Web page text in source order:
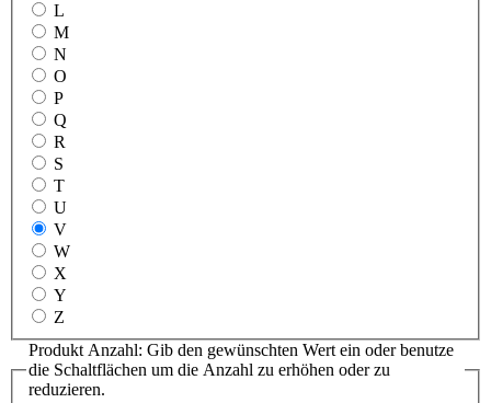
L
M
N
O
P
Q
R
S
T
U
V
W
X
Y
Z
Produkt Anzahl: Gib den gewünschten Wert ein oder benutze
die Schaltflächen um die Anzahl zu erhöhen oder zu
reduzieren.